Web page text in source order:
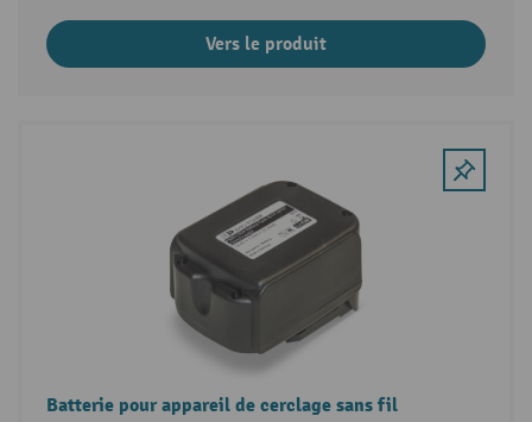
Vers le produit
Batterie pour appareil de cerclage sans fil